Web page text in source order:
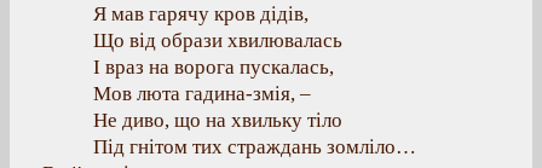
Я мав гарячу кров дідів,
Що від образи хвилювалась
І враз на ворога пускалась,
Мов люта гадина-змія, –
Не диво, що на хвильку тіло
Під гнітом тих страждань зомліло…